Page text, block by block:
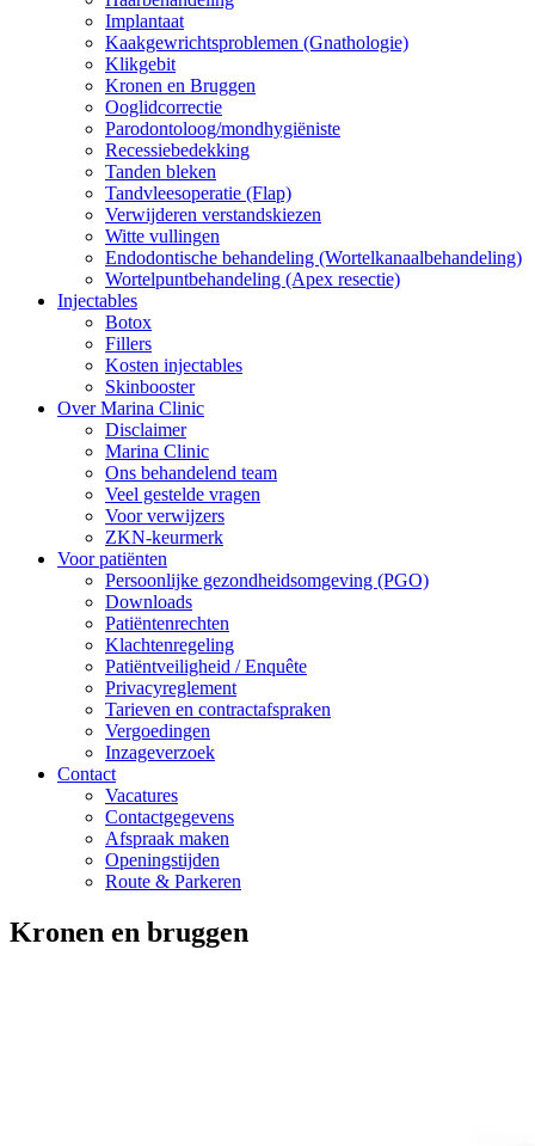
Implantaat
Kaakgewrichtsproblemen (Gnathologie)
Klikgebit
Kronen en Bruggen
Ooglidcorrectie
Parodontoloog/mondhygiëniste
Recessiebedekking
Tanden bleken
Tandvleesoperatie (Flap)
Verwijderen verstandskiezen
Witte vullingen
Endodontische behandeling (Wortelkanaalbehandeling)
Wortelpuntbehandeling (Apex resectie)
Injectables
Botox
Fillers
Kosten injectables
Skinbooster
Over Marina Clinic
Disclaimer
Marina Clinic
Ons behandelend team
Veel gestelde vragen
Voor verwijzers
ZKN-keurmerk
Voor patiënten
Persoonlijke gezondheidsomgeving (PGO)
Downloads
Patiëntenrechten
Klachtenregeling
Patiëntveiligheid / Enquête
Privacyreglement
Tarieven en contractafspraken
Vergoedingen
Inzageverzoek
Contact
Vacatures
Contactgegevens
Afspraak maken
Openingstijden
Route & Parkeren
Kronen en bruggen